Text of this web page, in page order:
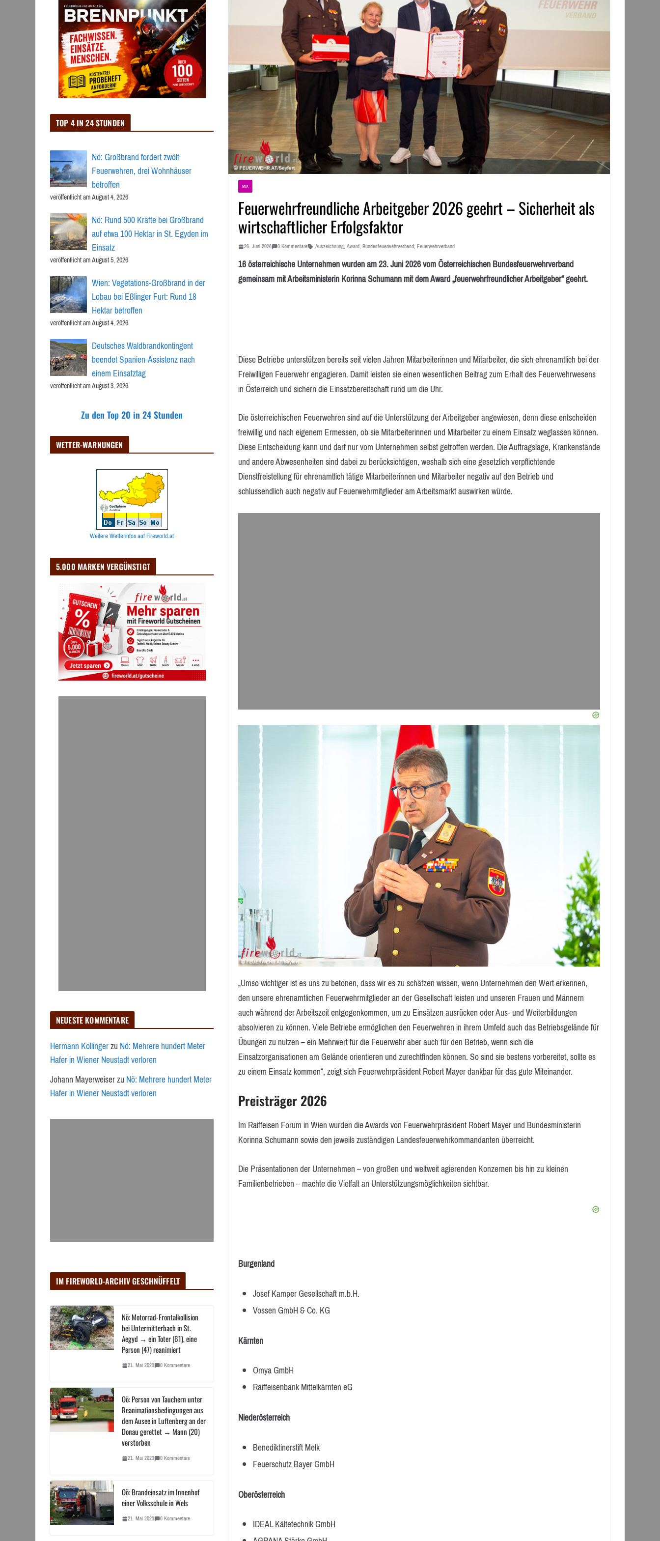
MIX
Feuerwehrfreundliche Arbeitgeber 2026 geehrt – Sicherheit als
wirtschaftlicher Erfolgsfaktor
26. Juni 2026 0 Kommentare Auszeichnung, Award, Bundesfeuerwehrverband, Feuerwehrverband
16 österreichische Unternehmen wurden am 23. Juni 2026 vom Österreichischen Bundesfeuerwehrverband
gemeinsam mit Arbeitsministerin Korinna Schumann mit dem Award „feuerwehrfreundlicher Arbeitgeber“ geehrt.
Diese Betriebe unterstützen bereits seit vielen Jahren Mitarbeiterinnen und Mitarbeiter, die sich ehrenamtlich bei der
Freiwilligen Feuerwehr engagieren. Damit leisten sie einen wesentlichen Beitrag zum Erhalt des Feuerwehrwesens
in Österreich und sichern die Einsatzbereitschaft rund um die Uhr.
Die österreichischen Feuerwehren sind auf die Unterstützung der Arbeitgeber angewiesen, denn diese entscheiden
freiwillig und nach eigenem Ermessen, ob sie Mitarbeiterinnen und Mitarbeiter zu einem Einsatz weglassen können.
Diese Entscheidung kann und darf nur vom Unternehmen selbst getroffen werden. Die Auftragslage, Krankenstände
und andere Abwesenheiten sind dabei zu berücksichtigen, weshalb sich eine gesetzlich verpflichtende
Dienstfreistellung für ehrenamtlich tätige Mitarbeiterinnen und Mitarbeiter negativ auf den Betrieb und
schlussendlich auch negativ auf Feuerwehrmitglieder am Arbeitsmarkt auswirken würde.
„Umso wichtiger ist es uns zu betonen, dass wir es zu schätzen wissen, wenn Unternehmen den Wert erkennen,
den unsere ehrenamtlichen Feuerwehrmitglieder an der Gesellschaft leisten und unseren Frauen und Männern
auch während der Arbeitszeit entgegenkommen, um zu Einsätzen ausrücken oder Aus- und Weiterbildungen
absolvieren zu können. Viele Betriebe ermöglichen den Feuerwehren in ihrem Umfeld auch das Betriebsgelände für
Übungen zu nutzen – ein Mehrwert für die Feuerwehr aber auch für den Betrieb, wenn sich die
Einsatzorganisationen am Gelände orientieren und zurechtfinden können. So sind sie bestens vorbereitet, sollte es
zu einem Einsatz kommen“, zeigt sich Feuerwehrpräsident Robert Mayer dankbar für das gute Miteinander.
Preisträger 2026
Im Raiffeisen Forum in Wien wurden die Awards von Feuerwehrpräsident Robert Mayer und Bundesministerin
Korinna Schumann sowie den jeweils zuständigen Landesfeuerwehrkommandanten überreicht.
Die Präsentationen der Unternehmen – von großen und weltweit agierenden Konzernen bis hin zu kleinen
Familienbetrieben – machte die Vielfalt an Unterstützungsmöglichkeiten sichtbar.
Burgenland
Josef Kamper Gesellschaft m.b.H.
Vossen GmbH & Co. KG
Kärnten
Omya GmbH
Raiffeisenbank Mittelkärnten eG
Niederösterreich
Benediktinerstift Melk
Feuerschutz Bayer GmbH
Oberösterreich
IDEAL Kältetechnik GmbH
TOP 4 IN 24 STUNDEN
Nö: Großbrand fordert zwölf
Feuerwehren, drei Wohnhäuser
betroffen
veröffentlicht am August 4, 2026
Nö: Rund 500 Kräfte bei Großbrand
auf etwa 100 Hektar in St. Egyden im
Einsatz
veröffentlicht am August 5, 2026
Wien: Vegetations-Großbrand in der
Lobau bei Eßlinger Furt: Rund 18
Hektar betroffen
veröffentlicht am August 4, 2026
Deutsches Waldbrandkontingent
beendet Spanien-Assistenz nach
einem Einsatztag
veröffentlicht am August 3, 2026
Zu den Top 20 in 24 Stunden
WETTER-WARNUNGEN
Weitere Wetterinfos auf Fireworld.at
5.000 MARKEN VERGÜNSTIGT
NEUESTE KOMMENTARE
Hermann KollingerzuNö: Mehrere hundert Meter
Hafer in Wiener Neustadt verloren
Johann MayerweiserzuNö: Mehrere hundert Meter
Hafer in Wiener Neustadt verloren
IM FIREWORLD-ARCHIV GESCHNÜFFELT
Nö: Motorrad-Frontalkollision
bei Untermitterbach in St.
Aegyd → ein Toter (61), eine
Person (47) reanimiert
21. Mai 2023 0 Kommentare
Oö: Person von Tauchern unter
Reanimationsbedingungen aus
dem Ausee in Luftenberg an der
Donau gerettet → Mann (20)
verstorben
21. Mai 2023 0 Kommentare
Oö: Brandeinsatz im Innenhof
einer Volksschule in Wels
21. Mai 2023 0 Kommentare